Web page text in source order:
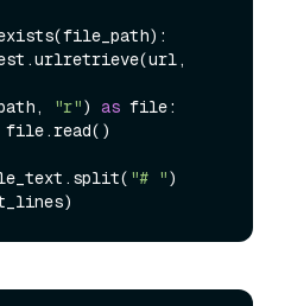
"r") as file:
"# ")